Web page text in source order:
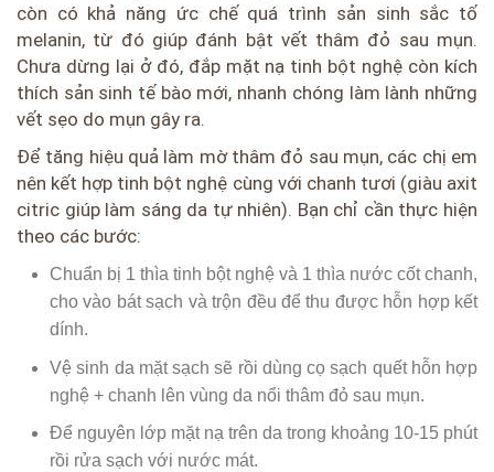
còn có khả năng ức chế quá trình sản sinh sắc tố
melanin, từ đó giúp đánh bật vết thâm đỏ sau mụn.
Chưa dừng lại ở đó, đắp mặt nạ tinh bột nghệ còn kích
thích sản sinh tế bào mới, nhanh chóng làm lành những
vết sẹo do mụn gây ra.
Để tăng hiệu quả làm mờ thâm đỏ sau mụn, các chị em
nên kết hợp tinh bột nghệ cùng với chanh tươi (giàu axit
citric giúp làm sáng da tự nhiên). Bạn chỉ cần thực hiện
theo các bước:
Chuẩn bị 1 thìa tinh bột nghệ và 1 thìa nước cốt chanh,
cho vào bát sạch và trộn đều để thu được hỗn hợp kết
dính.
Vệ sinh da mặt sạch sẽ rồi dùng cọ sạch quết hỗn hợp
nghệ + chanh lên vùng da nổi thâm đỏ sau mụn.
Để nguyên lớp mặt nạ trên da trong khoảng 10-15 phút
rồi rửa sạch với nước mát.